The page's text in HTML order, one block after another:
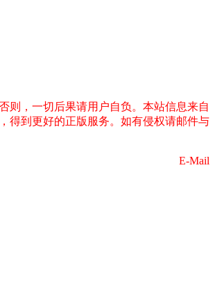
则，一切后果请用户自负。本站信息来自
得到更好的正版服务。如有侵权请邮件与
E-Mail